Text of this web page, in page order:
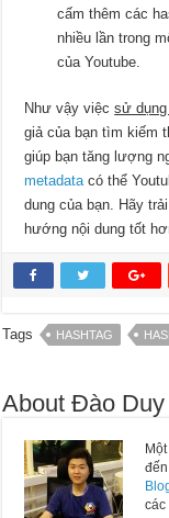
cấm thêm các
nhiều lần trong
của Youtube.
Như vậy việcsử dụng
giả của bạn tìm kiếm
giúp bạn tăng lượng
metadatacó thể
dung của bạn. Hãy
hướng nội dung tốt
Tags HASHTAG
About Đào
các